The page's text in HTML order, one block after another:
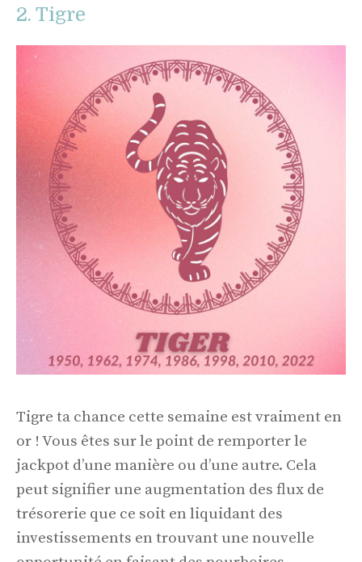
2. Tigre
Tigre ta chance cette semaine est vraiment en
or ! Vous êtes sur le point de remporter le
jackpot d’une manière ou d’une autre. Cela
peut signifier une augmentation des flux de
trésorerie que ce soit en liquidant des
investissements en trouvant une nouvelle